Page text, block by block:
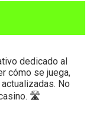
dedicado al
cómo se juega,
No
🛣️